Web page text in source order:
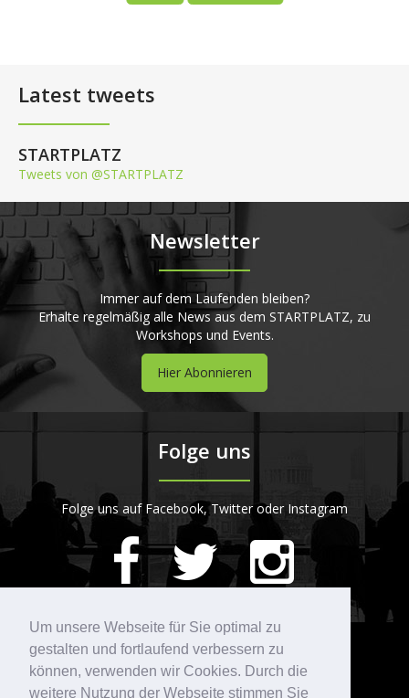
Um unsere Webseite für Sie optimal zu
gestalten und fortlaufend verbessern zu
können, verwenden wir Cookies. Durch die
weitere Nutzung der Webseite stimmen Sie
Latest tweets
STARTPLATZ
Tweets von @STARTPLATZ
Newsletter
Immer auf dem Laufenden bleiben?
Erhalte regelmäßig alle News aus dem STARTPLATZ, zu
Workshops und Events.
Hier Abonnieren
Folge uns
Folge uns auf Facebook, Twitter oder Instagram
STARTPLATZ
420Bewertungen auf ProvenExpert.com
Kontakt